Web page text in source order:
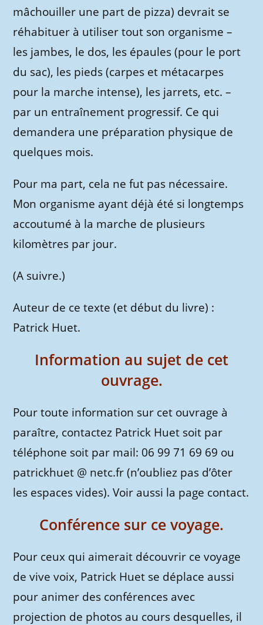
mâchouiller une part de pizza) devrait se
réhabituer à utiliser tout son organisme –
les jambes, le dos, les épaules (pour le port
du sac), les pieds (carpes et métacarpes
pour la marche intense), les jarrets, etc. –
par un entraînement progressif. Ce qui
demandera une préparation physique de
quelques mois.
Pour ma part, cela ne fut pas nécessaire.
Mon organisme ayant déjà été si longtemps
accoutumé à la marche de plusieurs
kilomètres par jour.
(A suivre.)
Auteur de ce texte (et début du livre) :
Patrick Huet.
Information au sujet de cet
ouvrage.
Pour toute information sur cet ouvrage à
paraître, contactez Patrick Huet soit par
téléphone soit par mail: 06 99 71 69 69 ou
patrickhuet @ netc.fr (n’oubliez pas d’ôter
les espaces vides). Voir aussi la page contact.
Conférence sur ce voyage.
Pour ceux qui aimerait découvrir ce voyage
de vive voix, Patrick Huet se déplace aussi
pour animer des conférences avec
projection de photos au cours desquelles, il